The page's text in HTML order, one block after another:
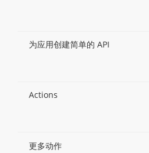
为应用创建简单的 API
Actions
更多动作